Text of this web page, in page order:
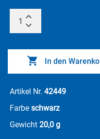
In den
Artikel Nr. 42449
Farbe schwarz
Gewicht 20,0 g